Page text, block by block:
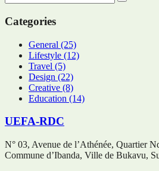
Categories
General (25)
Lifestyle (12)
Travel (5)
Design (22)
Creative (8)
Education (14)
UEFA-RDC
N° 03, Avenue de l’Athénée, Quartier
Commune d’Ibanda, Ville de Bukavu,